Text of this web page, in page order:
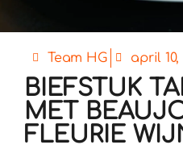
Team HG april 10,
BIEFSTUK
MET
FLEURIE